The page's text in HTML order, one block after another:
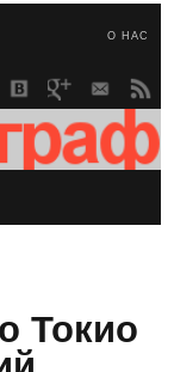
О НАС
Токио